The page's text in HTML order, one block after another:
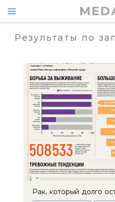
Результаты по
Рак, который долго